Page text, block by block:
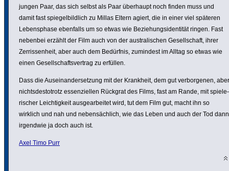
jungen Paar, das sich selbst als Paar überhaupt noch finden muss und
damit fast spie­gel­bild­lich zu Millas Eltern agiert, die in einer viel späteren
Lebens­phase ebenfalls um so etwas wie Bezie­hungs­iden­tität ringen. Fast
nebenbei erzählt der Film auch von der austra­li­schen Gesell­schaft, ihrer
Zerris­sen­heit, aber auch dem Bedürfnis, zumindest im Alltag so etwas wie
einen Gesell­schafts­ver­trag zu erfüllen.
Dass die Ausein­an­der­set­zung mit der Krankheit, dem gut verbor­genen, aber
nichts­des­to­trotz essen­zi­ellen Rückgrat des Films, fast am Rande, mit spie­le­
ri­scher Leich­tig­keit ausge­ar­beitet wird, tut dem Film gut, macht ihn so
wirklich und nah und neben­säch­lich, wie das Leben und auch der Tod dann
irgendwie ja doch auch ist.
Axel Timo Purr